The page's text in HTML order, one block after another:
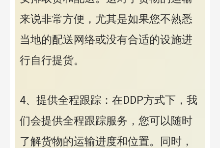
来说非常方便，尤其是如果您不熟悉
当地的配送网络或没有合适的设施进
行自行提货。
4、提供全程跟踪：在DDP方式下，我
们会提供全程跟踪服务，您可以随时
了解货物的运输进度和位置。同时，